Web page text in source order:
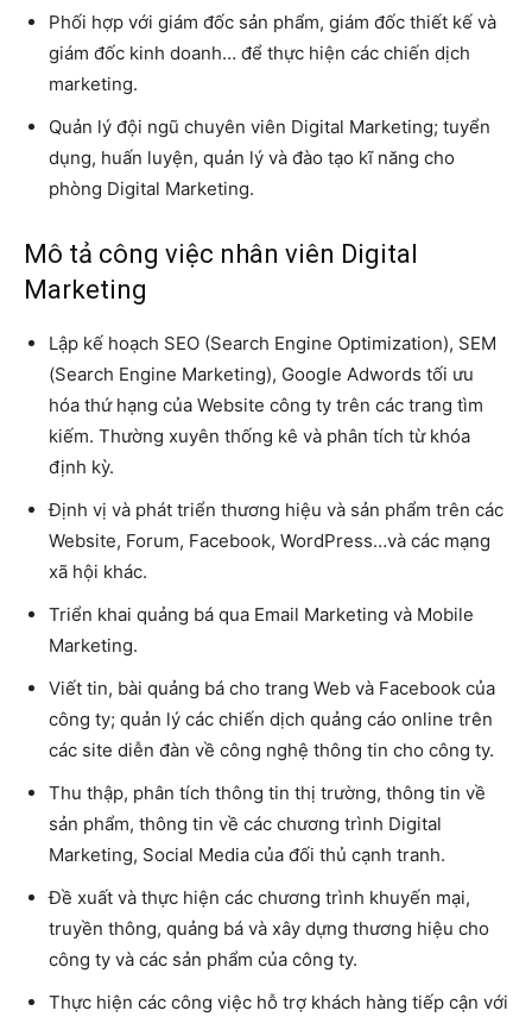
Phối hợp với giám đốc sản phẩm, giám đốc thiết kế và
giám đốc kinh doanh… để thực hiện các chiến dịch
marketing.
Quản lý đội ngũ chuyên viên Digital Marketing; tuyển
dụng, huấn luyện, quản lý và đào tạo kĩ năng cho
phòng Digital Marketing.
Mô tả công việc nhân viên Digital
Marketing
Lập kế hoạch SEO (Search Engine Optimization), SEM
(Search Engine Marketing), Google Adwords tối ưu
hóa thứ hạng của Website công ty trên các trang tìm
kiếm. Thường xuyên thống kê và phân tích từ khóa
định kỳ.
Định vị và phát triển thương hiệu và sản phẩm trên các
Website, Forum, Facebook, WordPress…và các mạng
xã hội khác.
Triển khai quảng bá qua Email Marketing và Mobile
Marketing.
Viết tin, bài quảng bá cho trang Web và Facebook của
công ty; quản lý các chiến dịch quảng cáo online trên
các site diễn đàn về công nghệ thông tin cho công ty.
Thu thập, phân tích thông tin thị trường, thông tin về
sản phẩm, thông tin về các chương trình Digital
Marketing, Social Media của đối thủ cạnh tranh.
Đề xuất và thực hiện các chương trình khuyến mại,
truyền thông, quảng bá và xây dựng thương hiệu cho
công ty và các sản phẩm của công ty.
Thực hiện các công việc hỗ trợ khách hàng tiếp cận với